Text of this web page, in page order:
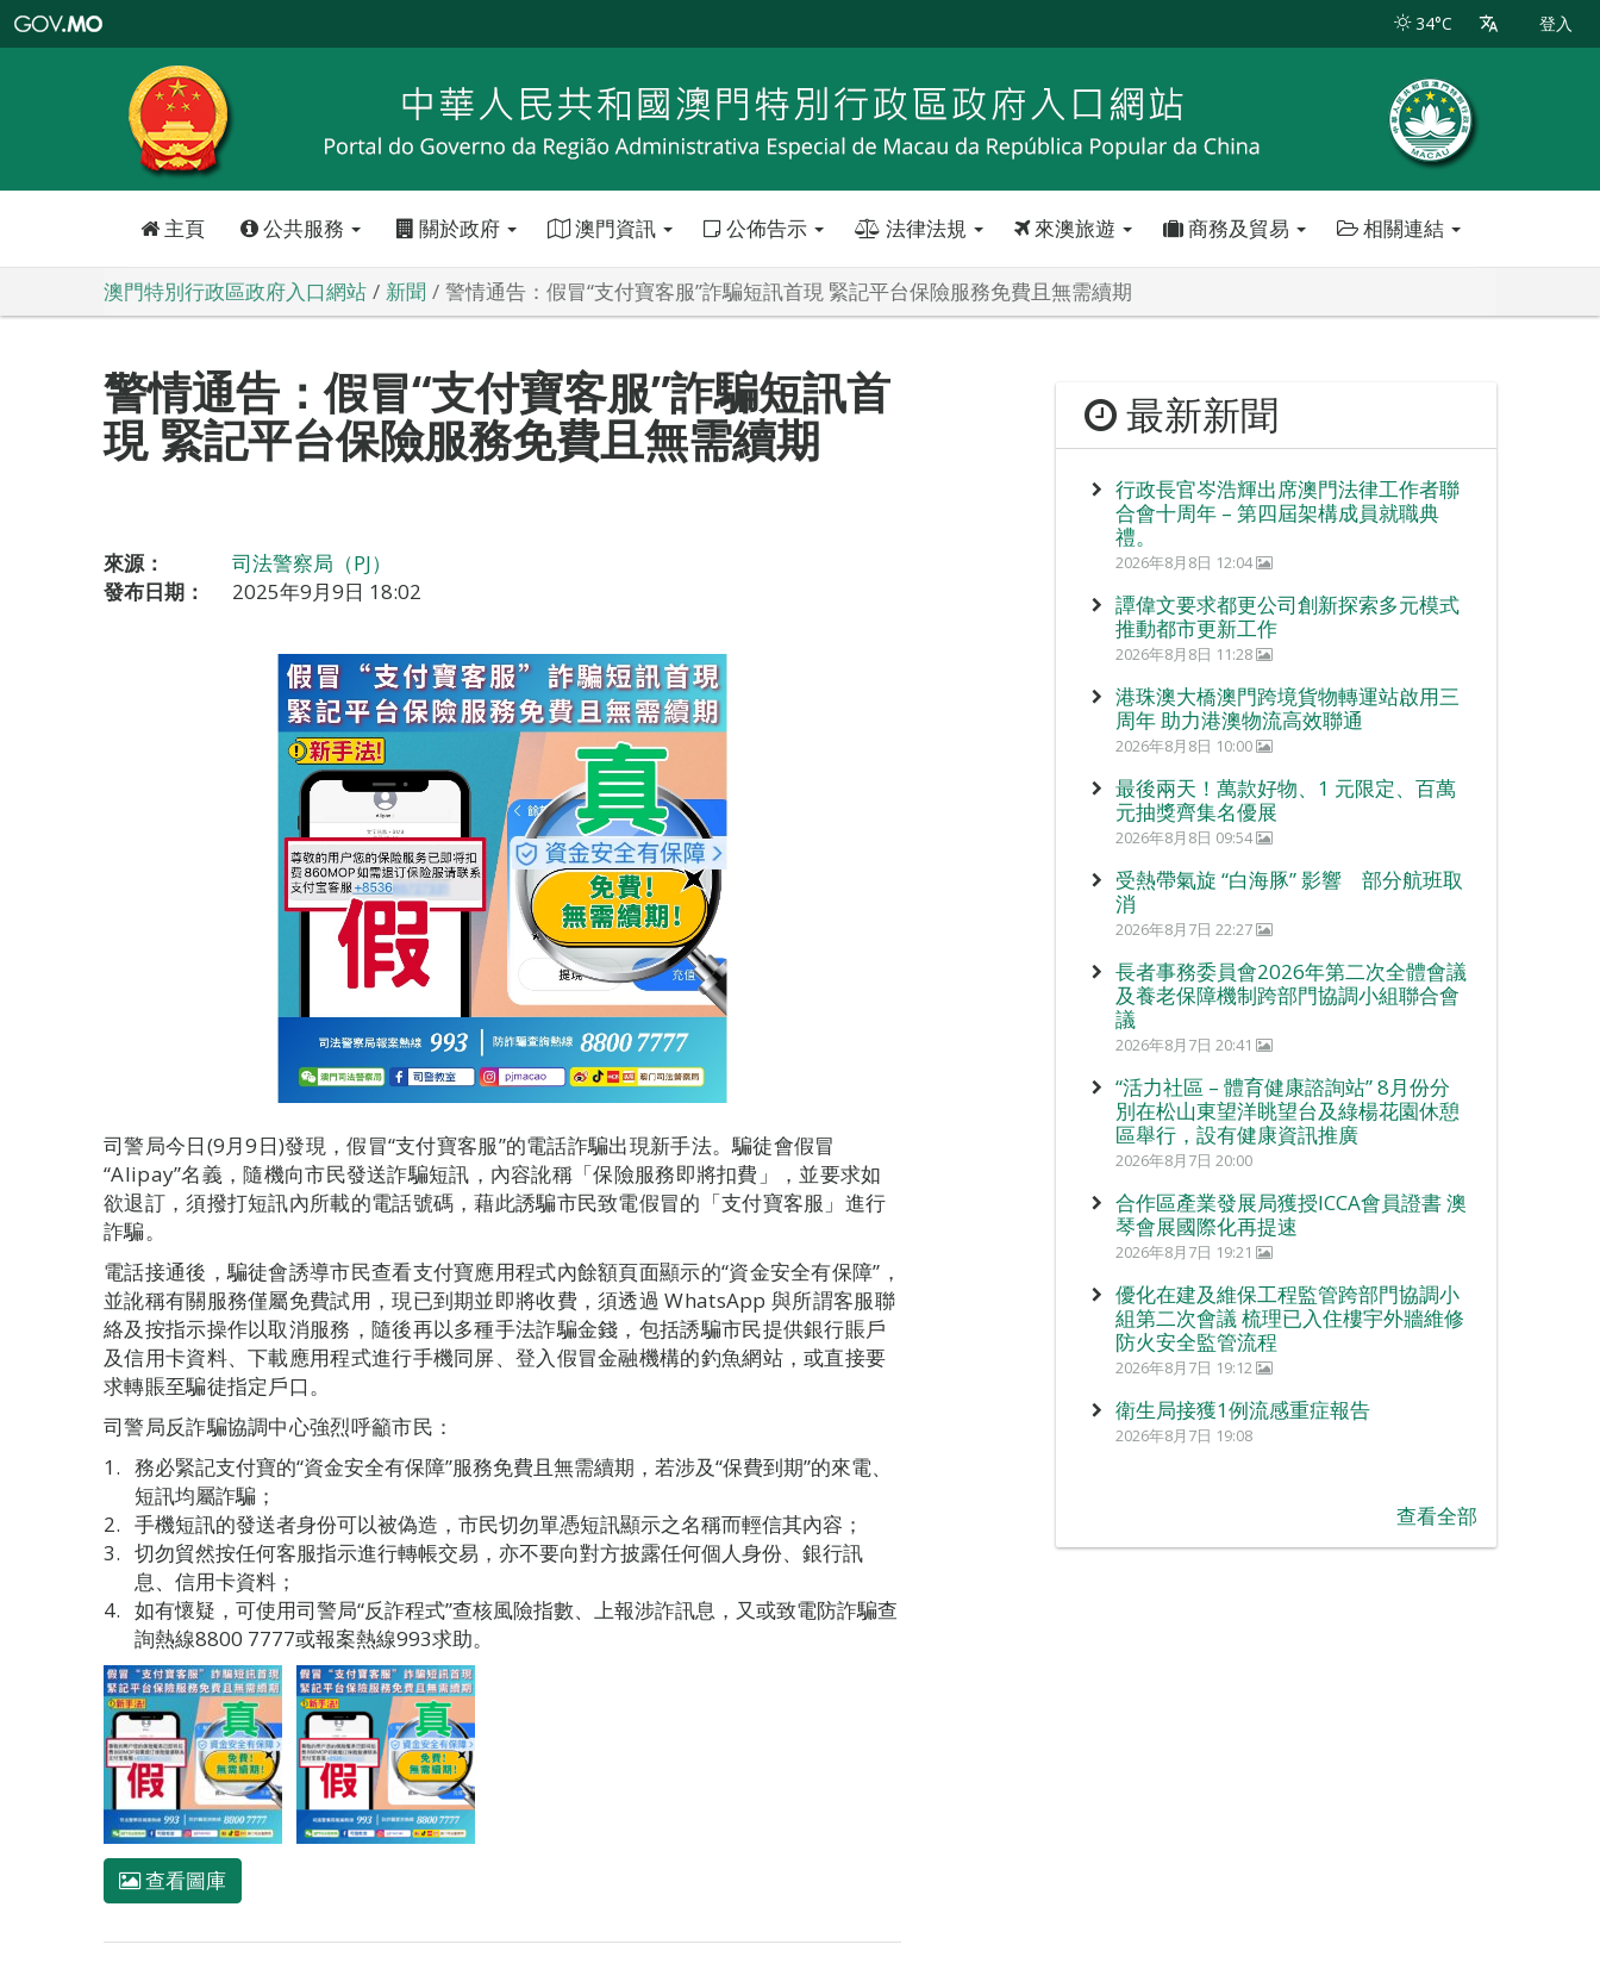
特
政
區
政
口
34°C 登入
主頁 公共服務 關於政府 澳門資訊 公佈告示 法律法規 來澳旅遊 商務及貿易 相關連結
澳門特別行政區政府入口網站 新聞 警情通告：假冒“支付寶客服”詐騙短訊首現 緊記平台保險服務免費且無需續期
警情通告：假冒“支付寶客服”詐騙短訊首
現 緊記平台保險服務免費且無需續期
來源：
司法警察局（PJ）
發布日期：
2025年9月9日 18:02
司警局今日(9月9日)發現，假冒“支付寶客服”的電話詐騙出現新手法。騙徒會假冒
“Alipay”名義，隨機向市民發送詐騙短訊，內容訛稱「保險服務即將扣費」，並要求如
欲退訂，須撥打短訊內所載的電話號碼，藉此誘騙市民致電假冒的「支付寶客服」進行
詐騙。
電話接通後，騙徒會誘導市民查看支付寶應用程式內餘額頁面顯示的“資金安全有保障”，
並訛稱有關服務僅屬免費試用，現已到期並即將收費，須透過 WhatsApp 與所謂客服聯
絡及按指示操作以取消服務，隨後再以多種手法詐騙金錢，包括誘騙市民提供銀行賬戶
及信用卡資料、下載應用程式進行手機同屏、登入假冒金融機構的釣魚網站，或直接要
求轉賬至騙徒指定戶口。
司警局反詐騙協調中心強烈呼籲市民：
務必緊記支付寶的“資金安全有保障”服務免費且無需續期，若涉及“保費到期”的來電、
短訊均屬詐騙；
手機短訊的發送者身份可以被偽造，市民切勿單憑短訊顯示之名稱而輕信其內容；
切勿貿然按任何客服指示進行轉帳交易，亦不要向對方披露任何個人身份、銀行訊
息、信用卡資料；
如有懷疑，可使用司警局“反詐程式”查核風險指數、上報涉詐訊息，又或致電防詐騙查
詢熱線8800 7777或報案熱線993求助。
查看圖庫
最新新聞
行政長官岑浩輝出席澳門法律工作者聯
合會十周年 – 第四屆架構成員就職典
禮。
2026年8月8日 12:04
譚偉文要求都更公司創新探索多元模式
推動都市更新工作
2026年8月8日 11:28
港珠澳大橋澳門跨境貨物轉運站啟用三
周年 助力港澳物流高效聯通
2026年8月8日 10:00
最後兩天！萬款好物、1 元限定、百萬
元抽獎齊集名優展
2026年8月8日 09:54
受熱帶氣旋 “白海豚” 影響 部分航班取
消
2026年8月7日 22:27
長者事務委員會2026年第二次全體會議
及養老保障機制跨部門協調小組聯合會
議
2026年8月7日 20:41
“活力社區 – 體育健康諮詢站” 8月份分
別在松山東望洋眺望台及綠楊花園休憩
區舉行，設有健康資訊推廣
2026年8月7日 20:00
合作區產業發展局獲授ICCA會員證書 澳
琴會展國際化再提速
2026年8月7日 19:21
優化在建及維保工程監管跨部門協調小
組第二次會議 梳理已入住樓宇外牆維修
防火安全監管流程
2026年8月7日 19:12
衛生局接獲1例流感重症報告
2026年8月7日 19:08
查看全部